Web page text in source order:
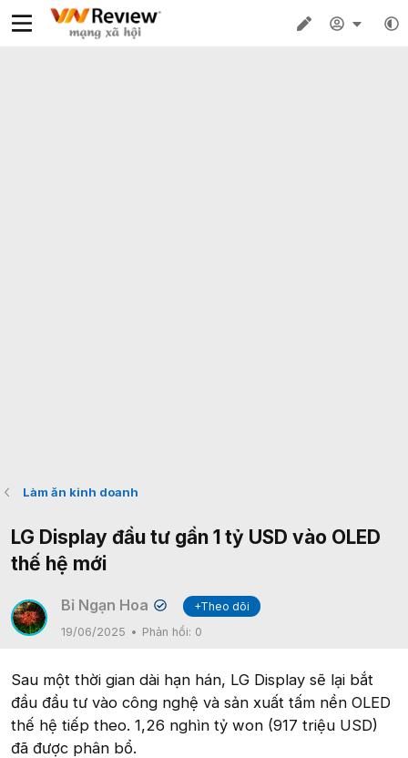
Làm ăn kinh doanh
LG Display đầu tư gần 1 tỷ USD vào OLED
thế hệ mới
Bỉ Ngạn Hoa ✔
+Theo dõi
19/06/2025
Phản hồi: 0
Sau một thời gian dài hạn hán, LG Display sẽ lại bắt
đầu đầu tư vào công nghệ và sản xuất tấm nền OLED
thế hệ tiếp theo. 1,26 nghìn tỷ won (917 triệu USD)
đã được phân bổ.